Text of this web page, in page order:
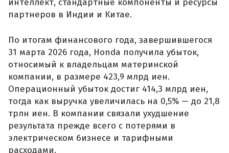
интеллект, стандартные компоненты и ресурсы
партнеров в Индии и Китае.
По итогам финансового года, завершившегося
31 марта 2026 года, Honda получила убыток,
относимый к владельцам материнской
компании, в размере 423,9 млрд иен.
Операционный убыток достиг 414,3 млрд иен,
тогда как выручка увеличилась на 0,5% — до 21,8
трлн иен. В компании связали ухудшение
результата прежде всего с потерями в
электрическом бизнесе и тарифными
расходами.